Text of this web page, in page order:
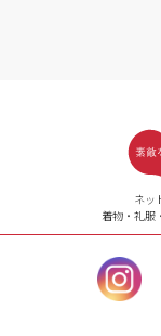
【ご注文（インター
24時間年
【お問い合わせ窓口
ル）】10:00~17:00
土曜日、
時休業日を除く
営業時間
ネッ
着物・礼服